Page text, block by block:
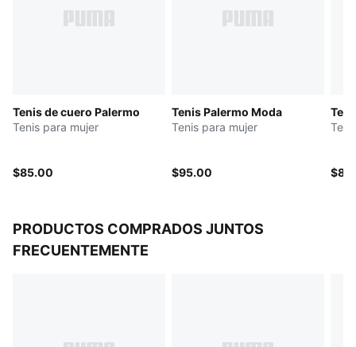
Suela de goma
Tenis de cuero Palermo
Tenis para mujer
$85.00
Tenis Palermo Moda
Tenis para mujer
$95.00
PRODUCTOS COMPRADOS JUNTOS
FRECUENTEMENTE